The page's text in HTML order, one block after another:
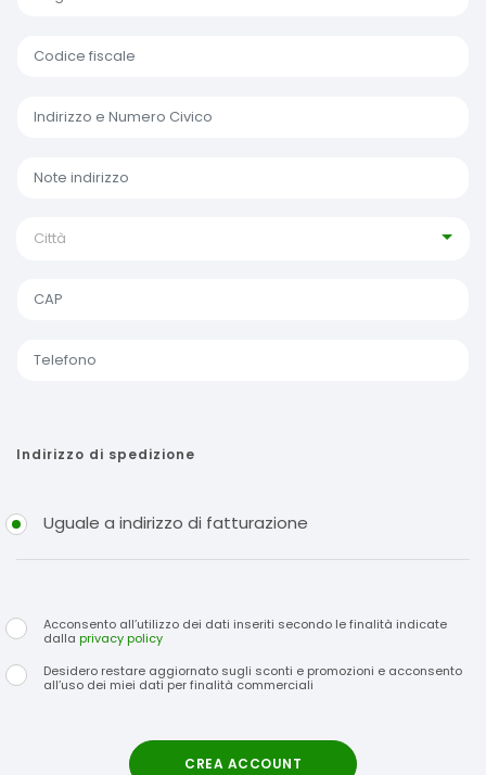
Città
Indirizzo di spedizione
Uguale a indirizzo di fatturazione
Acconsento all’utilizzo dei dati inseriti secondo le finalità indicate
dalla privacy policy
Desidero restare aggiornato sugli sconti e promozioni e acconsento
all’uso dei miei dati per finalità commerciali
CREA ACCOUNT